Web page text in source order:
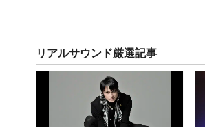
リアルサウンド厳選記事